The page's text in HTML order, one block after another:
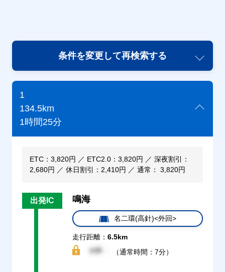
条件を変更して再検索する
1
134.5km
1時間25分
ETC：3,820円 ／ ETC2.0：3,820円 ／ 深夜割引：
2,680円 ／ 休日割引：2,410円 ／ 通常： 3,820円
出発IC 鳴海
名二環(高針)<外回>
走行距離： 6.5km
（通常時間：7分）